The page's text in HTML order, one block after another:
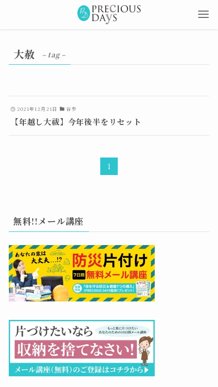
大赦 – tag –
2021年12月21日 谷歩
【年越し大祓】今年後半をリセット
1
無料!!メール講座